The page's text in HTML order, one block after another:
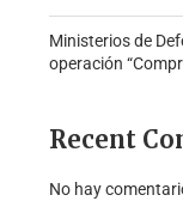
Ministerios de
operación
Recent
No hay